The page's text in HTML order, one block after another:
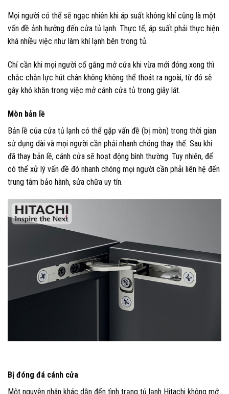
Mọi người có thể sẽ ngạc nhiên khi áp suất không khí cũng là một
vấn đề ảnh hưởng đến cửa tủ lạnh. Thực tế, áp suất phải thực hiện
khá nhiều việc như làm khí lạnh bên trong tủ.
Chỉ cần khi mọi người cố gắng mở cửa khi vừa mới đóng xong thì
chắc chắn lực hút chân không không thể thoát ra ngoài, từ đó sẽ
gây khó khăn trong việc mở cánh cửa tủ trong giây lát.
Mòn bản lề
Bản lề của cửa tủ lạnh có thể gặp vấn đề (bị mòn) trong thời gian
sử dụng dài và mọi người cần phải nhanh chóng thay thế. Sau khi
đã thay bản lề, cánh cửa sẽ hoạt động bình thường. Tuy nhiên, để
có thể xử lý vấn đề đó nhanh chóng mọi người cần phải liên hệ đến
trung tâm bảo hành, sửa chữa uy tín.
Bị đóng đá cánh cửa
Một nguyên nhân khác dẫn đến tình trạng tủ lạnh Hitachi không mở